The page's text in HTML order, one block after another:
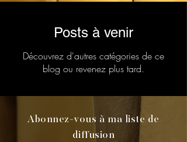
Posts à venir
Découvrez d'autres catégories de ce
blog ou revenez plus tard.
Abonnez-vous à ma liste de
diffusion